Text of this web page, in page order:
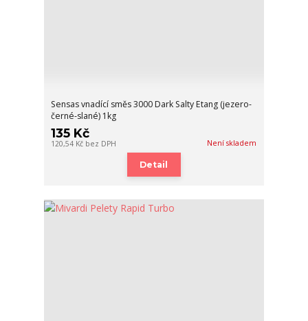
Sensas vnadící směs 3000 Dark Salty Etang (jezero-
černé-slané) 1kg
135 Kč
120,54 Kč bez DPH Není skladem
Detail